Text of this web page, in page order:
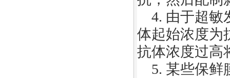
4. 由于超敏
体起始浓度为
抗体浓度过高
5. 某些保鲜